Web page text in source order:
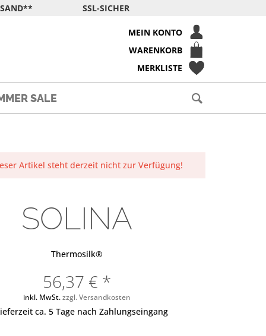
SSL-SICHER
MEIN KONTO
WARENKORB
MERKLISTE
SALE
Artikel steht derzeit nicht zur Verfügung!
SOLINA
Thermosilk®
56,37 € *
inkl. MwSt.zzgl. Versandkosten
ca. 5 Tage nach Zahlungseingang